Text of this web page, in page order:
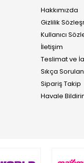
Hakkımızda
Gizlilik
Kullanıcı
İletişim
Teslimat ve
Sıkça
Sipariş Takip
Havale